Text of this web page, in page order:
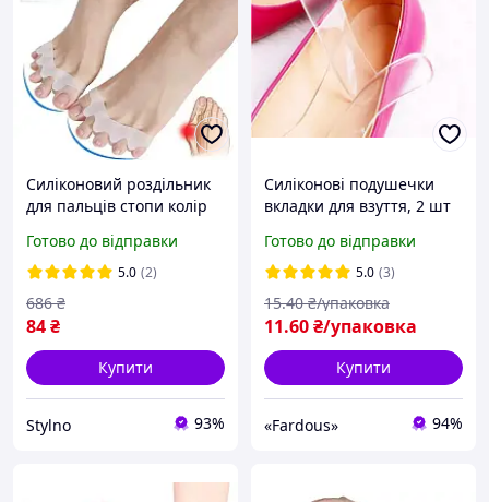
Силіконовий роздільник
для пальців стопи колір
роздільник для пальців
ніг
Готово до відправки
5.0 (2)
84₴
686 ₴
Купити
Stylno 93%
Силіконові подушечки
вкладки для взуття, 2 шт
Готово до відправки
5.0 (3)
11.60₴/упаковка
15.40 ₴/упаковка
Купити
«Fardous» 94%